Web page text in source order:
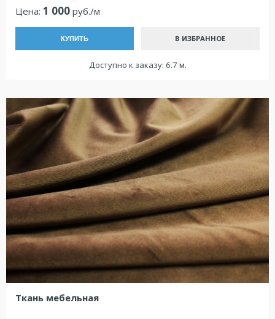
Цена: 1 000 руб./м
КУПИТЬ В ИЗБРАННОЕ
Доступно к заказу: 6.7 м.
Ткань мебельная